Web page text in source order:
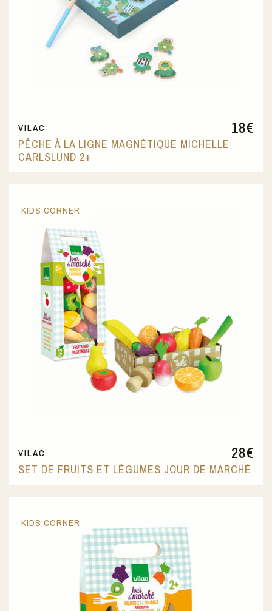
18€
VILAC
PÊCHE À LA LIGNE MAGNÉTIQUE MICHELLE
CARLSLUND 2+
28€
VILAC
SET DE FRUITS ET LÉGUMES JOUR DE MARCHÉ
KIDS CORNER
KIDS CORNER